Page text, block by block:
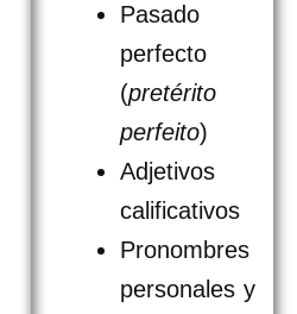
Pasado
perfecto
(pretérito
perfeito)
Adjetivos
calificativos
Pronombres
personales y